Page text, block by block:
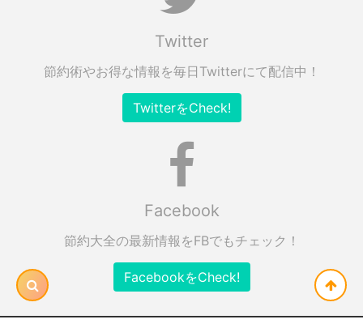
Twitter
節約術やお得な情報を毎日Twitterにて配信中！
TwitterをCheck!
Facebook
節約大全の最新情報をFBでもチェック！
FacebookをCheck!